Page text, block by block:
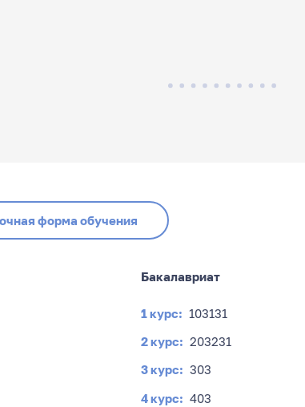
форма обучения
Бакалавриат
1 курс: 103131
2 курс: 203231
3 курс: 303
4 курс: 403